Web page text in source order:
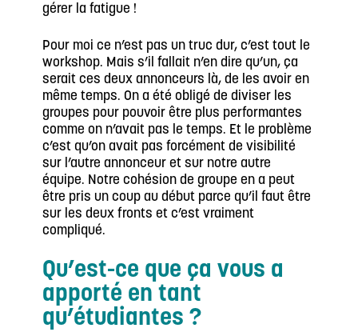
gérer la fatigue !
Pour moi ce n’est pas un truc dur, c’est tout le
workshop. Mais s’il fallait n’en dire qu’un, ça
serait ces deux annonceurs là, de les avoir en
même temps. On a été obligé de diviser les
groupes pour pouvoir être plus performantes
comme on n’avait pas le temps. Et le problème
c’est qu’on avait pas forcément de visibilité
sur l’autre annonceur et sur notre autre
équipe. Notre cohésion de groupe en a peut
être pris un coup au début parce qu’il faut être
sur les deux fronts et c’est vraiment
compliqué.
Qu’est-ce que ça vous a
apporté en tant
qu’étudiantes ?